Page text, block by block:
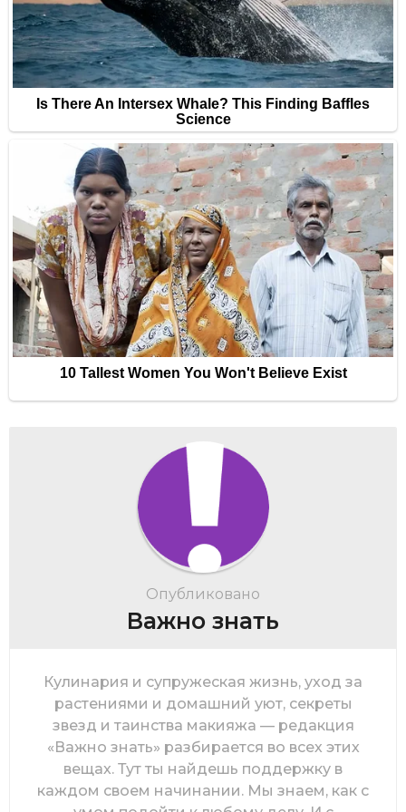
Опубликовано
Важно знать
Кулинария и супружеская жизнь, уход за
растениями и домашний уют, секреты
звезд и таинства макияжа — редакция
«Важно знать» разбирается во всех этих
вещах. Тут ты найдешь поддержку в
каждом своем начинании. Мы знаем, как с